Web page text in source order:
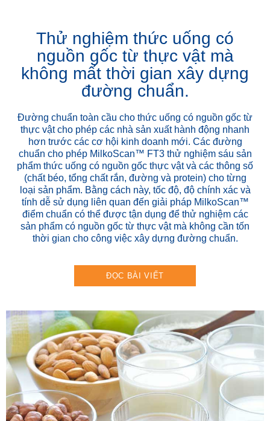
Thử nghiệm thức uống có
nguồn gốc từ thực vật mà
không mất thời gian xây dựng
đường chuẩn.
Đường chuẩn toàn cầu cho thức uống có nguồn gốc từ
thực vật cho phép các nhà sản xuất hành động nhanh
hơn trước các cơ hội kinh doanh mới. Các đường
chuẩn cho phép MilkoScan™ FT3 thử nghiệm sáu sản
phẩm thức uống có nguồn gốc thực vật và các thông số
(chất béo, tổng chất rắn, đường và protein) cho từng
loại sản phẩm. Bằng cách này, tốc độ, độ chính xác và
tính dễ sử dụng liên quan đến giải pháp MilkoScan™
điểm chuẩn có thể được tận dụng để thử nghiệm các
sản phẩm có nguồn gốc từ thực vật mà không cần tốn
thời gian cho công việc xây dựng đường chuẩn.
ĐỌC BÀI VIẾT